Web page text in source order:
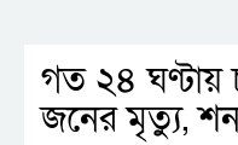
গত ২৪ ঘণ্টায়
জনের মৃত্যু,